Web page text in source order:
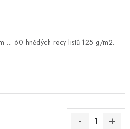
... 60 hnědých recy listů 125 g/m2.